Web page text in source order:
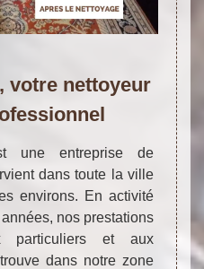
votre nettoyeur
une entreprise de
dans toute la ville
environs. En activité
nos prestations
particuliers et aux
dans notre zone